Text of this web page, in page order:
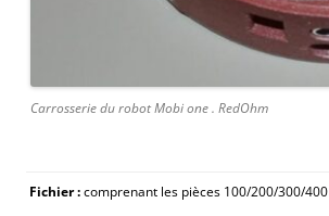
Carrosserie du robot Mobi one . RedOhm
Fichier :comprenant les pièces 100/200/300/400